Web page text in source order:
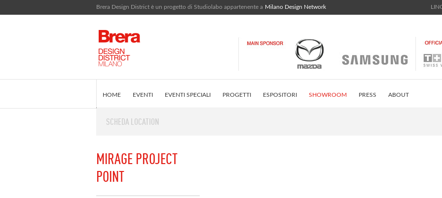
Brera Design District è un progetto di Studiolabo appartenente a Milano Design Network
HOME EVENTI EVENTI SPECIALI PROGETTI ESPOSITORI SHOWROOM PRESS ABOUT
EDITORIALE COS'È BRERA DESIGN DISTRICT
SCHEDA LOCATION
MIRAGE PROJECT
POINT